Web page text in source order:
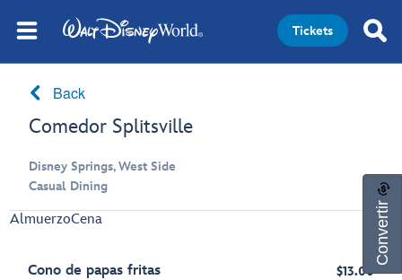
Tickets
Back
Comedor Splitsville
Disney Springs, West Side
Casual Dining
AlmuerzoCena
Cono de papas fritas
$13.00
Convertir